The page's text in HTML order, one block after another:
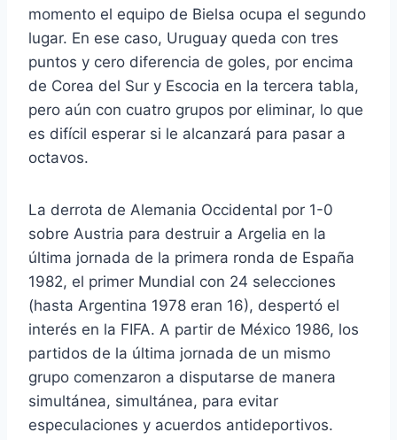
momento el equipo de Bielsa ocupa el segundo
lugar. En ese caso, Uruguay queda con tres
puntos y cero diferencia de goles, por encima
de Corea del Sur y Escocia en la tercera tabla,
pero aún con cuatro grupos por eliminar, lo que
es difícil esperar si le alcanzará para pasar a
octavos.
La derrota de Alemania Occidental por 1-0
sobre Austria para destruir a Argelia en la
última jornada de la primera ronda de España
1982, el primer Mundial con 24 selecciones
(hasta Argentina 1978 eran 16), despertó el
interés en la FIFA. A partir de México 1986, los
partidos de la última jornada de un mismo
grupo comenzaron a disputarse de manera
simultánea, simultánea, para evitar
especulaciones y acuerdos antideportivos.